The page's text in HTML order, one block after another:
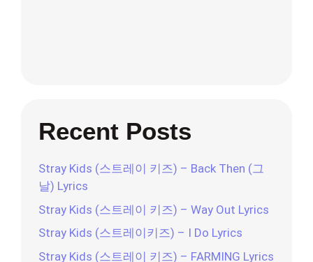
Recent Posts
Stray Kids (스트레이 키즈) – Back Then (그
날) Lyrics
Stray Kids (스트레이 키즈) – Way Out Lyrics
Stray Kids (스트레이키즈) – I Do Lyrics
Stray Kids (스트레이 키즈) – FARMING Lyrics